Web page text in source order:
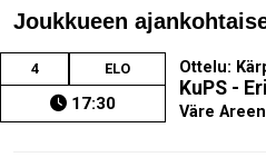
Joukkueen
4 ELO
17:30
Ottelu:
KuPS -
Väre